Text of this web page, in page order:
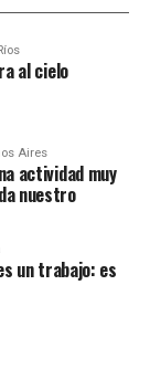
al cielo
Aires
actividad muy
nuestro
un trabajo: es